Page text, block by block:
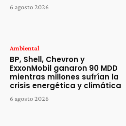
6 agosto 2026
Ambiental
BP, Shell, Chevron y
ExxonMobil ganaron 90 MDD
mientras millones sufrían la
crisis energética y climática
6 agosto 2026